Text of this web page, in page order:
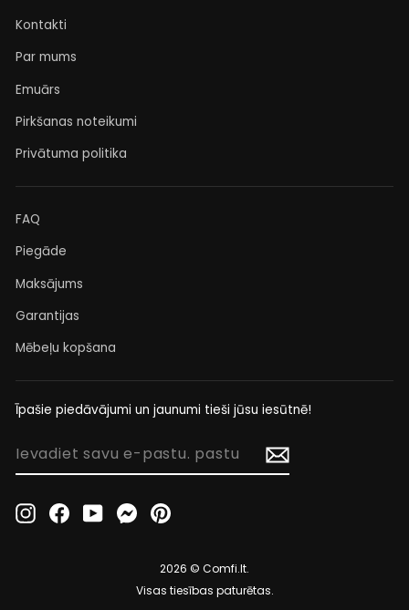
Kontakti
Par mums
Emuārs
Pirkšanas noteikumi
Privātuma politika
FAQ
Piegāde
Maksājums
Garantijas
Mēbeļu kopšana
Īpašie piedāvājumi un jaunumi tieši jūsu iesūtnē!
IEVADIET
PASTU.InstagramFacebookYouTubeMessenger
2026 © Comfi.lt.
Visas tiesības paturētas.